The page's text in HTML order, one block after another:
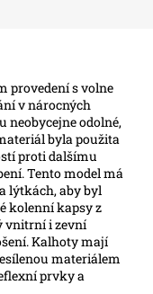
provedení s volne
v nárocných
neobycejne odolné,
byla použita
proti dalšímu
Tento model má
lýtkách, aby byl
kolenní kapsy z
vnitrní i zevní
Kalhoty mají
materiálem
prvky a